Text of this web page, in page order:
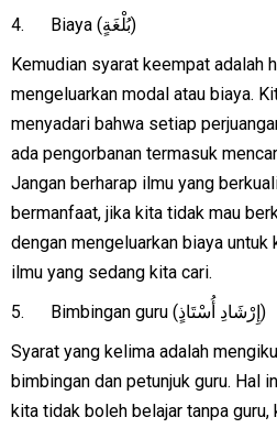
4. Biaya (بُلْغَةٍ)
Kemudian syarat keempat adalah
mengeluarkan modal atau biaya.
menyadari bahwa setiap
ada pengorbanan termasuk
Jangan berharap ilmu yang
bermanfaat, jika kita tidak mau
dengan mengeluarkan biaya untuk
ilmu yang sedang kita cari.
5. Bimbingan guru (إِرْشَادِ أُسْتَاذٍ)
Syarat yang kelima adalah
bimbingan dan petunjuk guru. Hal
kita tidak boleh belajar tanpa guru,